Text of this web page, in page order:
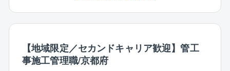
◎生産設備のための電気工事
◎照明工事・放送設備工事・自動火災報知設備
【建物外部での業務】
【地域限定／セカンドキャリア歓迎】管工
事施工管理職/京都府